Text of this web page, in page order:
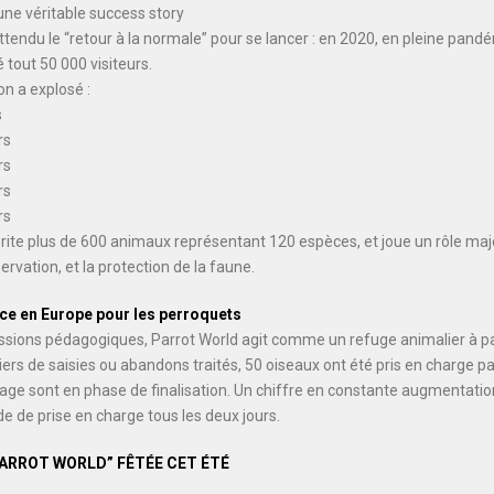
véritable success story
le “retour à la normale” pour se lancer : en 2020, en pleine
50 000 visiteurs.
a explosé :
plus de 600 animaux représentant 120 espèces, et joue un rôle
et la protection de la faune.
en Europe pour les perroquets
pédagogiques, Parrot World agit comme un refuge animalier à
de saisies ou abandons traités, 50 oiseaux ont été pris en charge
sont en phase de finalisation. Un chiffre en constante
de prise en charge tous les deux jours.
WORLD” FÊTÉE CET ÉTÉ